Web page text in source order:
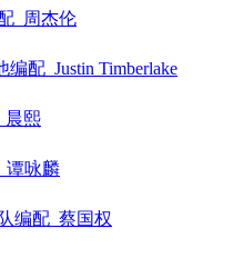
_周杰伦
配_Justin Timberlake
晨熙
谭咏麟
编配_蔡国权